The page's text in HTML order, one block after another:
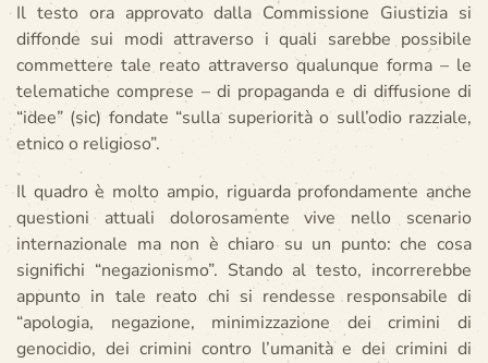
Il testo ora approvato dalla Commissione Giustizia si
diffonde sui modi attraverso i quali sarebbe possibile
commettere tale reato attraverso qualunque forma – le
telematiche comprese – di propaganda e di diffusione di
“idee” (sic) fondate “sulla superiorità o sull’odio razziale,
etnico o religioso”.
Il quadro è molto ampio, riguarda profondamente anche
questioni attuali dolorosamente vive nello scenario
internazionale ma non è chiaro su un punto: che cosa
significhi “negazionismo”. Stando al testo, incorrerebbe
appunto in tale reato chi si rendesse responsabile di
“apologia, negazione, minimizzazione dei crimini di
genocidio, dei crimini contro l’umanità e dei crimini di